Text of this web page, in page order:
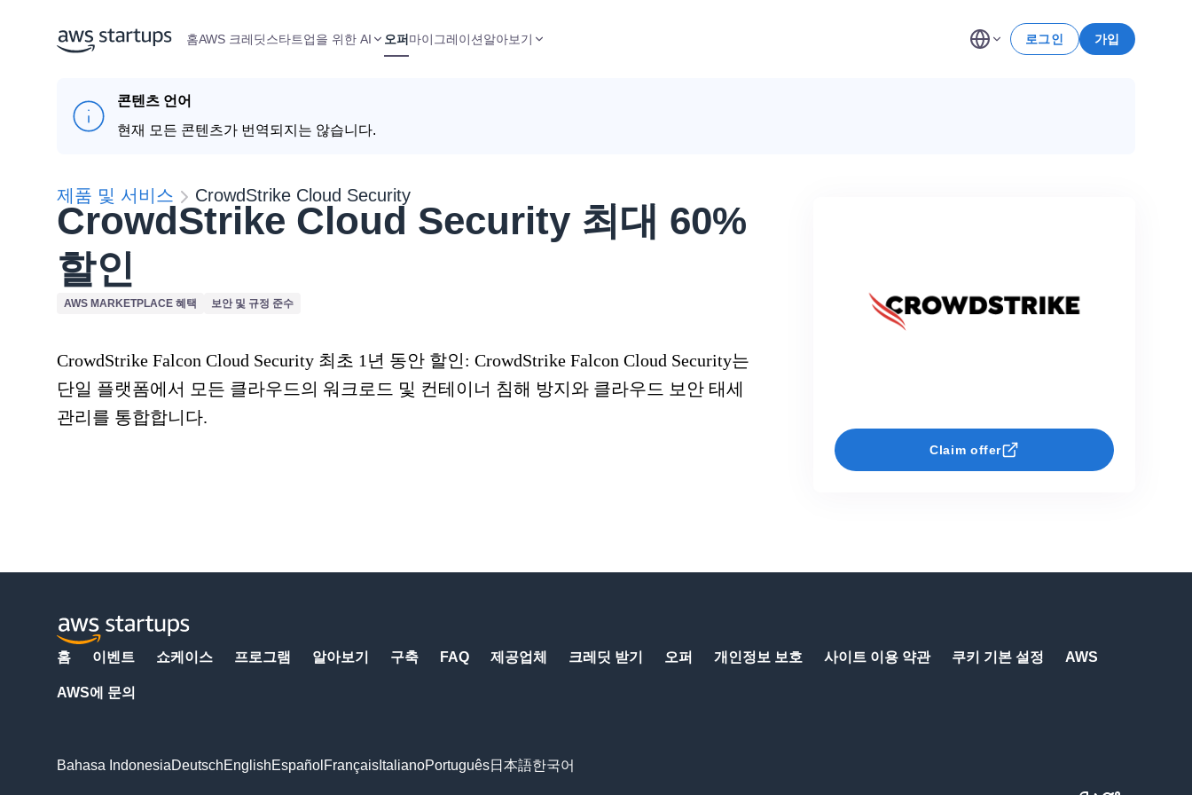
홈AWS 크레딧스타트업을 위한 AI 오퍼 마이그레이션알아보기 로그인 가입
콘텐츠 언어
현재 모든 콘텐츠가 번역되지는 않습니다.
제품 및 서비스 CrowdStrike Cloud Security
CrowdStrike Cloud Security 최대 60%
할인
AWS MARKETPLACE 혜택 보안 및 규정 준수
CrowdStrike Falcon Cloud Security 최초 1년 동안 할인: CrowdStrike Falcon Cloud Security는
단일 플랫폼에서 모든 클라우드의 워크로드 및 컨테이너 침해 방지와 클라우드 보안 태세
관리를 통합합니다.
Claim offer
홈 이벤트 쇼케이스 프로그램 알아보기 구축 FAQ 제공업체 크레딧 받기 오퍼 개인정보 보호 사이트 이용 약관 쿠키 기본 설정 AWS
AWS에 문의
Bahasa IndonesiaDeutschEnglishEspañol Français ItalianoPortuguês日本語한국어